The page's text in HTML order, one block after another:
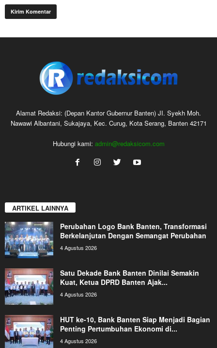
Alamat Redaksi: (Depan Kantor Gubernur Banten) JI. Syekh Moh.
Nawawi Albantani, Sukajaya, Kec. Curug, Kota Serang, Banten 42171
Hubungi kami: admin@redaksicom.com
ARTIKEL LAINNYA
Perubahan Logo Bank Banten, Transformasi
Berkelanjutan Dengan Semangat Perubahan
4 Agustus 2026
Satu Dekade Bank Banten Dinilai Semakin
Kuat, Ketua DPRD Banten Ajak...
4 Agustus 2026
HUT ke-10, Bank Banten Siap Menjadi Bagian
Penting Pertumbuhan Ekonomi di...
4 Agustus 2026